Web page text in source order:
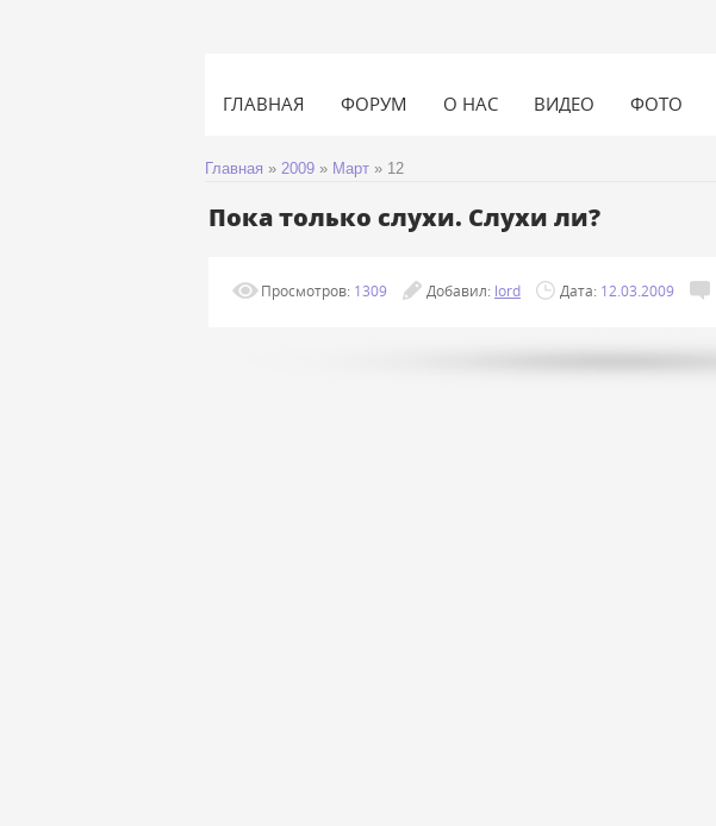
ГЛАВНАЯ ФОРУМ О НАС ВИДЕО ФОТО
Главная » 2009 » Март » 12
Пока только слухи. Слухи ли?
Просмотров: 1309 Добавил: lord Дата: 12.03.2009